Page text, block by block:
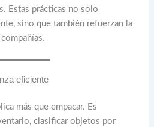
Estas prácticas no solo
sino que también refuerzan la
eficiente
más que empacar. Es
clasificar objetos por